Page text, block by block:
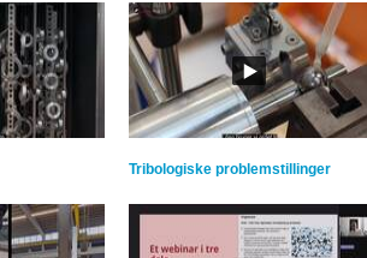
Tribologiske problemstillinger